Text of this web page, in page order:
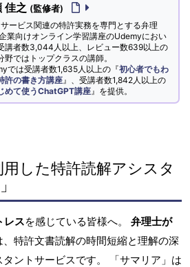
佳之 (監修者)
ービス関連の特許実務を専門とする弁理
業向けオンライン学習講座のUdemyにおい
講者数3,044人以上、レビュー数639以上の
野ではトップクラスの講師。
では受講者数1,635人以上の『初心者でもわ
許の書き方講座』、受講者数1,842人以上の
めて使うChatGPT講座』を提供。
した特許読解アシスタ
レスを感じている皆様へ。 弁理士が
、特許文書読解の時間短縮と理解の深
ントサービスです。 「サマリア」は